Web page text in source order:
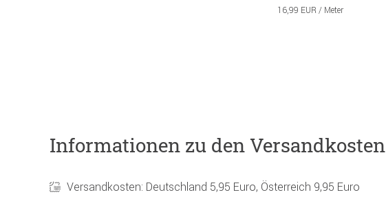
16,99 EUR / Meter
Informationen zu den Versandkosten
Versandkosten: Deutschland 5,95 Euro, Österreich 9,95 Euro